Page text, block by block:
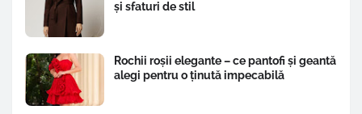
și sfaturi de stil
Rochii roșii elegante – ce pantofi și geantă
alegi pentru o ținută impecabilă